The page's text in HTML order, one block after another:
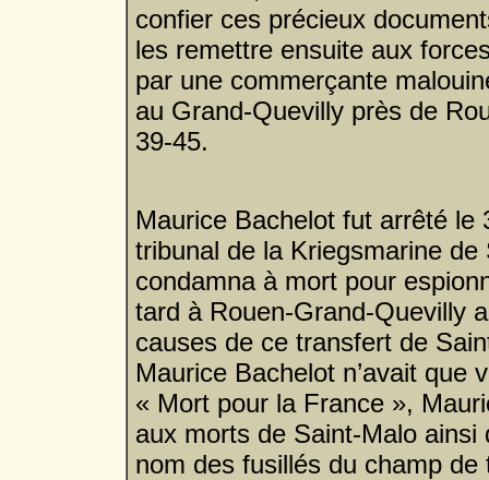
confier ces précieux
les remettre ensuite aux
par une commerçante
au Grand-Quevilly près de
39-45.
Maurice Bachelot fut arrêté le
tribunal de la Kriegsmarine
condamna à mort pour
tard à Rouen-Grand-Quevilly
causes de ce transfert de
Maurice Bachelot n’avait que
« Mort pour la France »,
aux morts de Saint-Malo ainsi
nom des fusillés du champ